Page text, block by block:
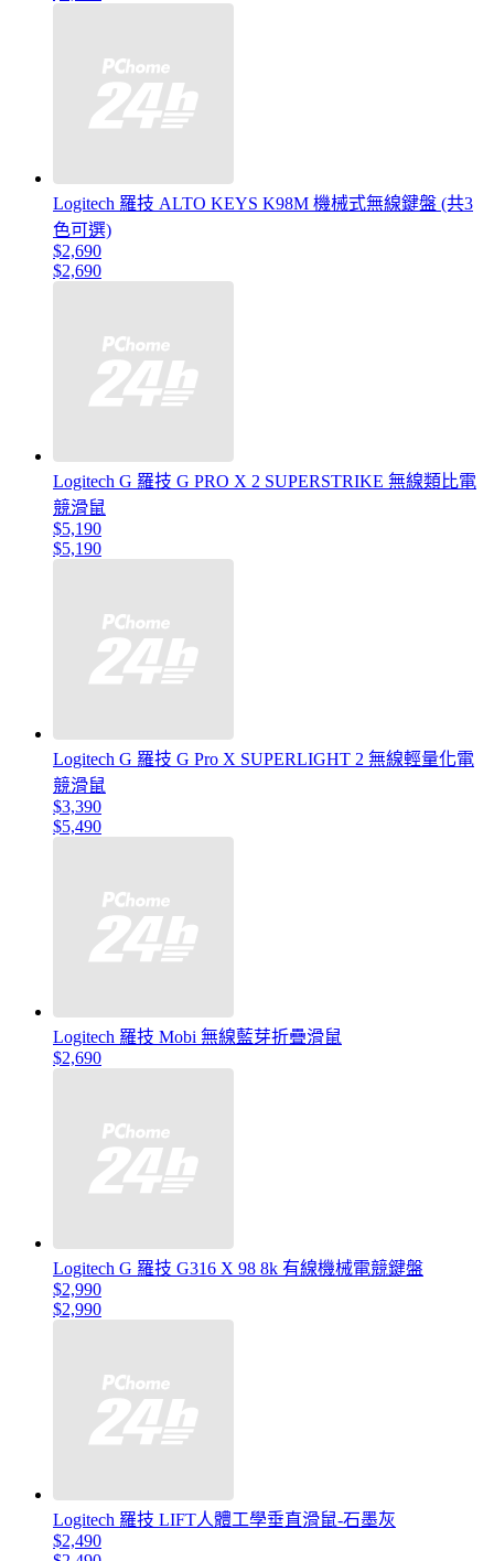
Logitech 羅技 ALTO KEYS K98M 機械式無線鍵盤 (共3
色可選)
$2,690
$2,690
Logitech G 羅技 G PRO X 2 SUPERSTRIKE 無線類比電
競滑鼠
$5,190
$5,190
Logitech G 羅技 G Pro X SUPERLIGHT 2 無線輕量化電
競滑鼠
$3,390
$5,490
Logitech 羅技 Mobi 無線藍芽折疊滑鼠
$2,690
Logitech G 羅技 G316 X 98 8k 有線機械電競鍵盤
$2,990
$2,990
Logitech 羅技 LIFT人體工學垂直滑鼠-石墨灰
$2,490